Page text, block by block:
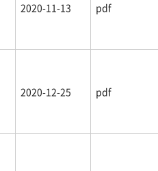
2020-11-13 pdf
2020-12-25 pdf